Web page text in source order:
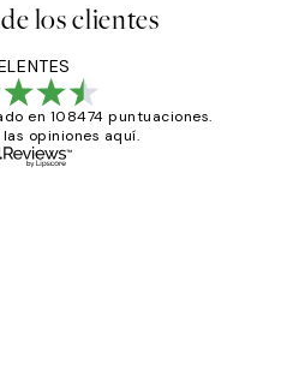
los clientes
en 108474 puntuaciones.
opiniones aquí.